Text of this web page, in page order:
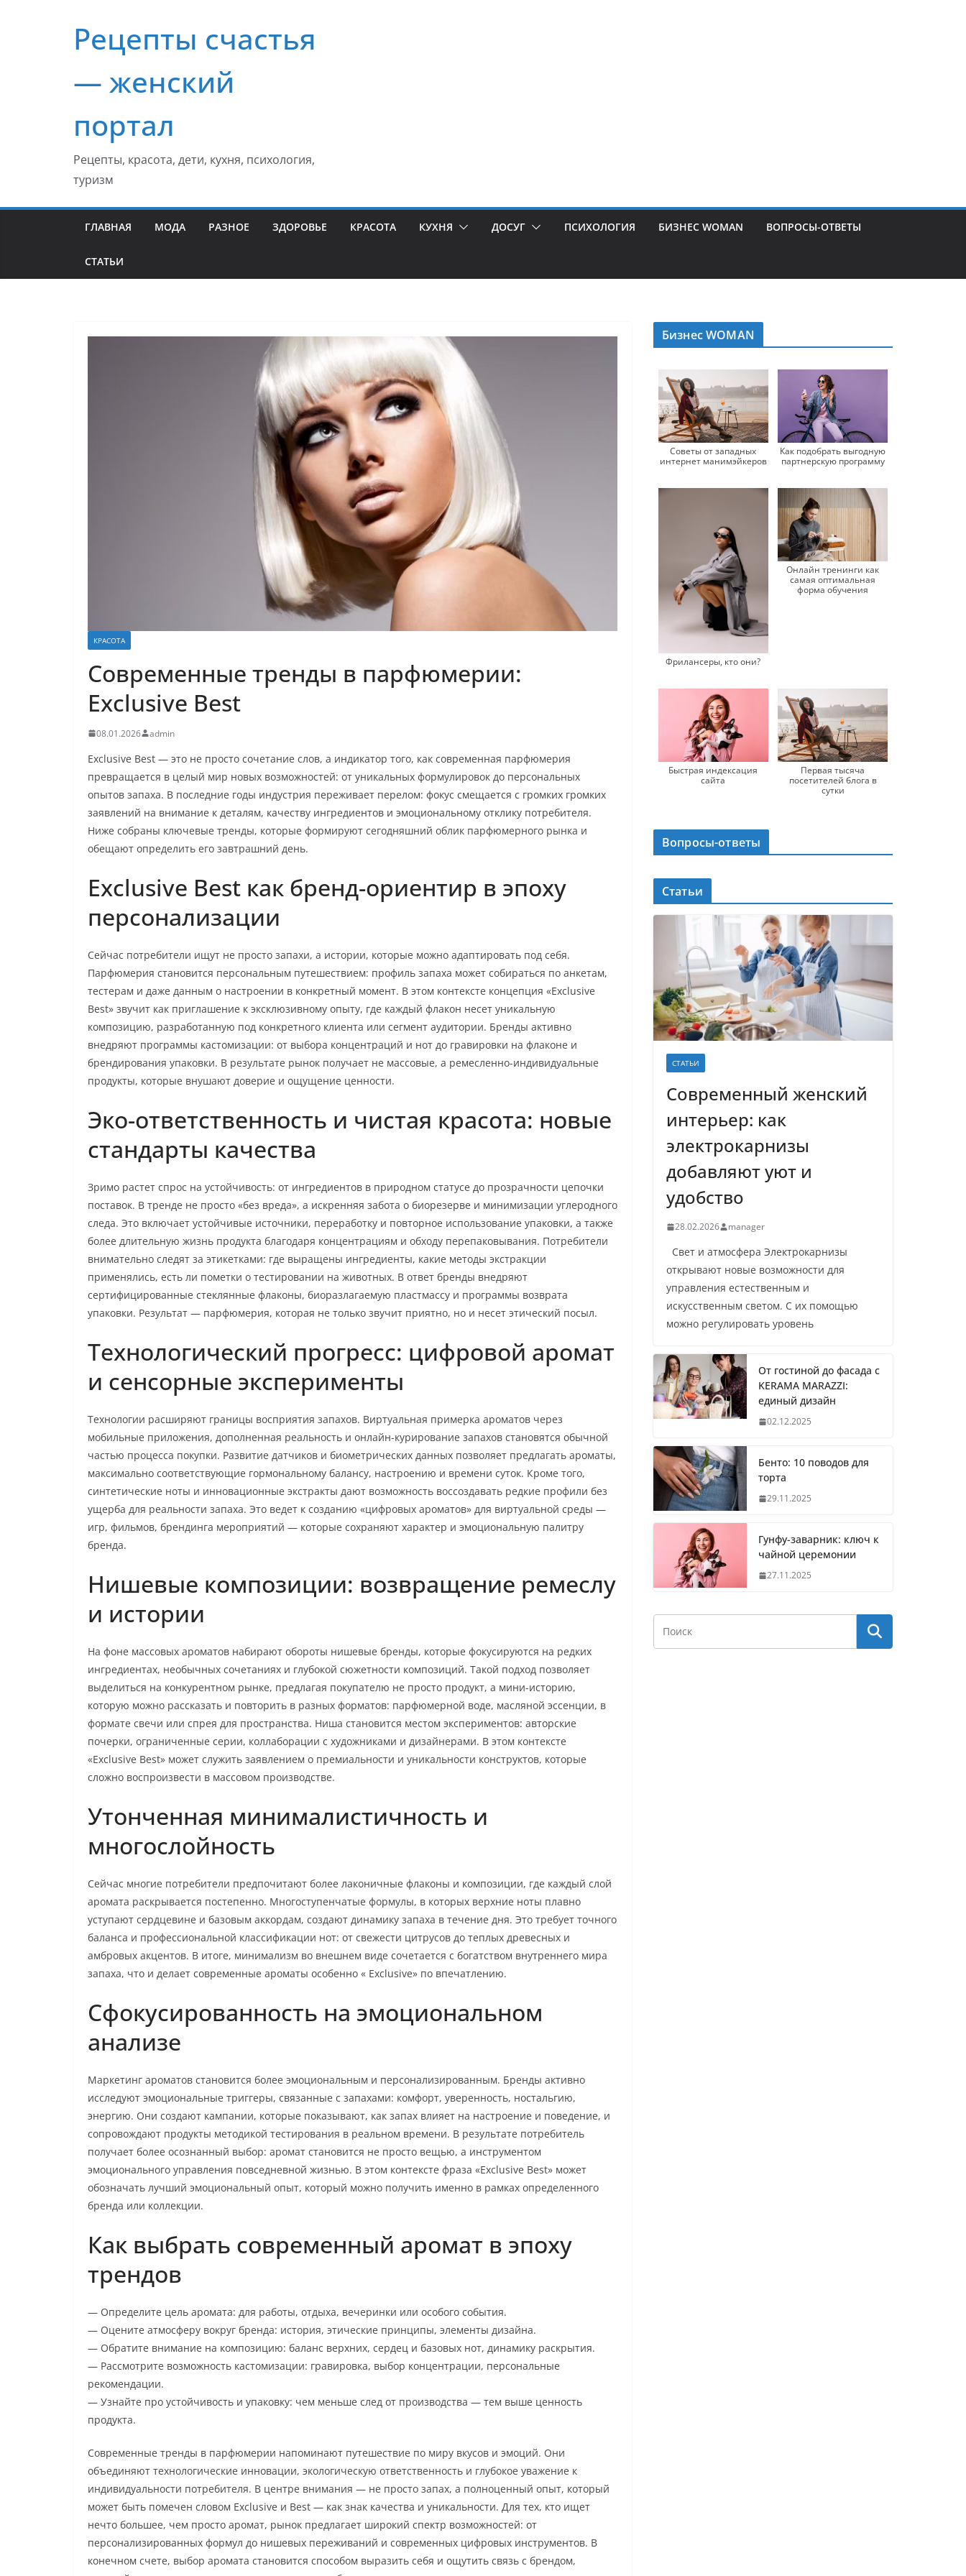
содержимомуРецепты счастья
— женский
портал
Рецепты, красота, дети, кухня, психология,
туризм
ГЛАВНАЯ МОДА РАЗНОЕ ЗДОРОВЬЕ КРАСОТА КУХНЯ ДОСУГ ПСИХОЛОГИЯ БИЗНЕС WOMAN ВОПРОСЫ-ОТВЕТЫ
СТАТЬИ
КРАСОТА
Современные тренды в парфюмерии:
Exclusive Best
08.01.2026 admin
Exclusive Best — это не просто сочетание слов, а индикатор того, как современная парфюмерия
превращается в целый мир новых возможностей: от уникальных формулировок до персональных
опытов запаха. В последние годы индустрия переживает перелом: фокус смещается с громких громких
заявлений на внимание к деталям, качеству ингредиентов и эмоциональному отклику потребителя.
Ниже собраны ключевые тренды, которые формируют сегодняшний облик парфюмерного рынка и
обещают определить его завтрашний день.
Exclusive Best как бренд-ориентир в эпоху
персонализации
Сейчас потребители ищут не просто запахи, а истории, которые можно адаптировать под себя.
Парфюмерия становится персональным путешествием: профиль запаха может собираться по анкетам,
тестерам и даже данным о настроении в конкретный момент. В этом контексте концепция «Exclusive
Best» звучит как приглашение к эксклюзивному опыту, где каждый флакон несет уникальную
композицию, разработанную под конкретного клиента или сегмент аудитории. Бренды активно
внедряют программы кастомизации: от выбора концентраций и нот до гравировки на флаконе и
брендирования упаковки. В результате рынок получает не массовые, а ремесленно-индивидуальные
продукты, которые внушают доверие и ощущение ценности.
Эко-ответственность и чистая красота: новые
стандарты качества
Зримо растет спрос на устойчивость: от ингредиентов в природном статусе до прозрачности цепочки
поставок. В тренде не просто «без вреда», а искренняя забота о биорезерве и минимизации углеродного
следа. Это включает устойчивые источники, переработку и повторное использование упаковки, а также
более длительную жизнь продукта благодаря концентрациям и обходу перепаковывания. Потребители
внимательно следят за этикетками: где выращены ингредиенты, какие методы экстракции
применялись, есть ли пометки о тестировании на животных. В ответ бренды внедряют
сертифицированные стеклянные флаконы, биоразлагаемую пластмассу и программы возврата
упаковки. Результат — парфюмерия, которая не только звучит приятно, но и несет этический посыл.
Технологический прогресс: цифровой аромат
и сенсорные эксперименты
Технологии расширяют границы восприятия запахов. Виртуальная примерка ароматов через
мобильные приложения, дополненная реальность и онлайн-курирование запахов становятся обычной
частью процесса покупки. Развитие датчиков и биометрических данных позволяет предлагать ароматы,
максимально соответствующие гормональному балансу, настроению и времени суток. Кроме того,
синтетические ноты и инновационные экстракты дают возможность воссоздавать редкие профили без
ущерба для реальности запаха. Это ведет к созданию «цифровых ароматов» для виртуальной среды —
игр, фильмов, брендинга мероприятий — которые сохраняют характер и эмоциональную палитру
бренда.
Нишевые композиции: возвращение ремеслу
и истории
На фоне массовых ароматов набирают обороты нишевые бренды, которые фокусируются на редких
ингредиентах, необычных сочетаниях и глубокой сюжетности композиций. Такой подход позволяет
выделиться на конкурентном рынке, предлагая покупателю не просто продукт, а мини-историю,
которую можно рассказать и повторить в разных форматов: парфюмерной воде, масляной эссенции, в
формате свечи или спрея для пространства. Ниша становится местом экспериментов: авторские
почерки, ограниченные серии, коллаборации с художниками и дизайнерами. В этом контексте
«Exclusive Best» может служить заявлением о премиальности и уникальности конструктов, которые
сложно воспроизвести в массовом производстве.
Утонченная минималистичность и
многослойность
Сейчас многие потребители предпочитают более лаконичные флаконы и композиции, где каждый слой
аромата раскрывается постепенно. Многоступенчатые формулы, в которых верхние ноты плавно
уступают сердцевине и базовым аккордам, создают динамику запаха в течение дня. Это требует точного
баланса и профессиональной классификации нот: от свежести цитрусов до теплых древесных и
амбровых акцентов. В итоге, минимализм во внешнем виде сочетается с богатством внутреннего мира
запаха, что и делает современные ароматы особенно « Exclusive» по впечатлению.
Сфокусированность на эмоциональном
анализе
Маркетинг ароматов становится более эмоциональным и персонализированным. Бренды активно
исследуют эмоциональные триггеры, связанные с запахами: комфорт, уверенность, ностальгию,
энергию. Они создают кампании, которые показывают, как запах влияет на настроение и поведение, и
сопровождают продукты методикой тестирования в реальном времени. В результате потребитель
получает более осознанный выбор: аромат становится не просто вещью, а инструментом
эмоционального управления повседневной жизнью. В этом контексте фраза «Exclusive Best» может
обозначать лучший эмоциональный опыт, который можно получить именно в рамках определенного
бренда или коллекции.
Как выбрать современный аромат в эпоху
трендов
— Определите цель аромата: для работы, отдыха, вечеринки или особого события.
— Оцените атмосферу вокруг бренда: история, этические принципы, элементы дизайна.
— Обратите внимание на композицию: баланс верхних, сердец и базовых нот, динамику раскрытия.
— Рассмотрите возможность кастомизации: гравировка, выбор концентрации, персональные
рекомендации.
— Узнайте про устойчивость и упаковку: чем меньше след от производства — тем выше ценность
продукта.
Современные тренды в парфюмерии напоминают путешествие по миру вкусов и эмоций. Они
объединяют технологические инновации, экологическую ответственность и глубокое уважение к
индивидуальности потребителя. В центре внимания — не просто запах, а полноценный опыт, который
может быть помечен словом Exclusive и Best — как знак качества и уникальности. Для тех, кто ищет
нечто большее, чем просто аромат, рынок предлагает широкий спектр возможностей: от
персонализированных формул до нишевых переживаний и современных цифровых инструментов. В
конечном счете, выбор аромата становится способом выразить себя и ощутить связь с брендом,
Бизнес WOMAN
Советы от западных
интернет манимэйкеров
Как подобрать выгодную
партнерскую программу
Фрилансеры, кто они?
Онлайн тренинги как
самая оптимальная
форма обучения
Быстрая индексация
сайта
Первая тысяча
посетителей блога в
сутки
Вопросы-ответы
Статьи
СТАТЬИ
Современный женский
интерьер: как
электрокарнизы
добавляют уют и
удобство
28.02.2026 manager
Свет и атмосфера Электрокарнизы
открывают новые возможности для
управления естественным и
искусственным светом. С их помощью
можно регулировать уровень
От гостиной до фасада с
KERAMA MARAZZI:
единый дизайн
02.12.2025
Бенто: 10 поводов для
торта
29.11.2025
Гунфу-заварник: ключ к
чайной церемонии
27.11.2025